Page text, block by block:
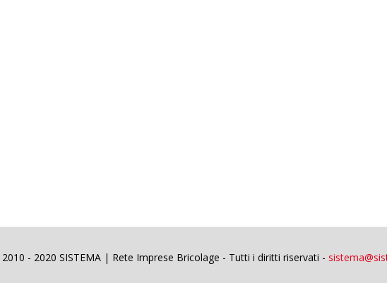
- 2020 SISTEMA | Rete Imprese Bricolage - Tutti i diritti riservati -